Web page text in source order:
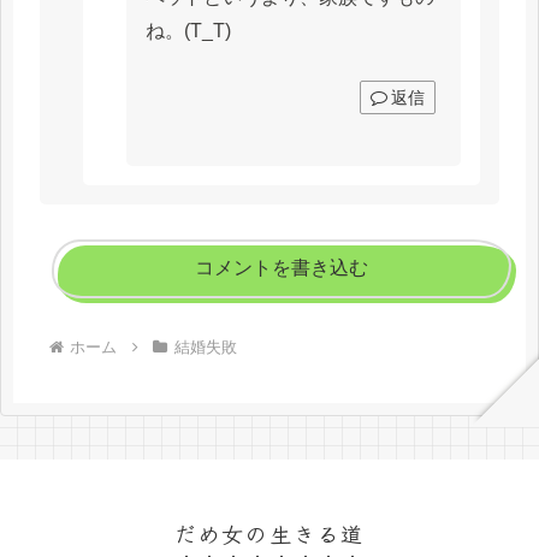
ね。(T_T)
返信
コメントを書き込む
ホーム 結婚失敗
だめ女の生きる道